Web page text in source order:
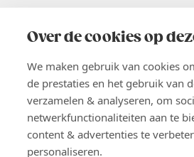
Over de cookies op
We maken gebruik van cookies
de prestaties en het gebruik van
verzamelen & analyseren, om
netwerkfunctionaliteiten aan te
content & advertenties te
personaliseren.
02 229 81 11
EN